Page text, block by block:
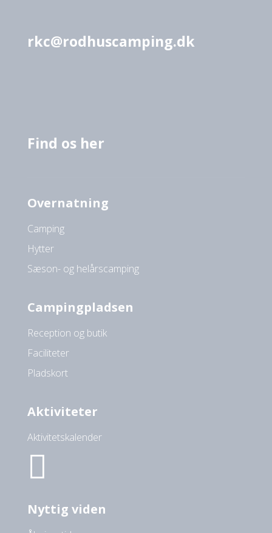
rkc@rodhuscamping.dk
Find os her
Overnatning
Camping
Hytter
Sæson- og helårscamping
Campingpladsen
Reception og butik
Faciliteter
Pladskort
Aktiviteter
Aktivitetskalender

Nyttig viden